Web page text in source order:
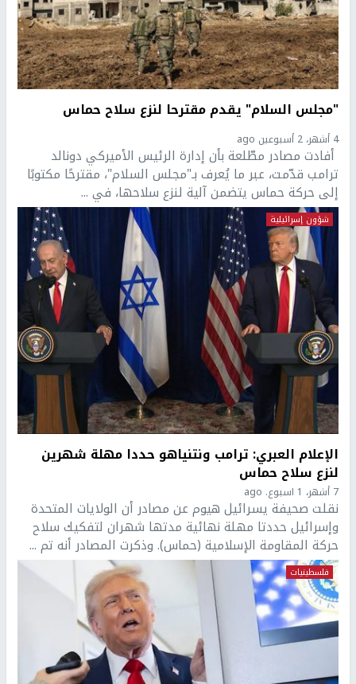
"مجلس السلام" يقدم مقترحا لنزع سلاح حماس
4 أشهر، 2 أسبوعين ago
أفادت مصادر مطّلعة بأن إدارة الرئيس الأميركي دونالد
ترامب قدّمت، عبر ما يُعرف بـ"مجلس السلام"، مقترحًا مكتوبًا
إلى حركة حماس يتضمن آلية لنزع سلاحها، في ...
شؤون إسرائيلية
الإعلام العبري: ترامب ونتنياهو حددا مهلة شهرين
لنزع سلاح حماس
7 أشهر، 1 اسبوع. ago
نقلت صحيفة يسرائيل هيوم عن مصادر أن الولايات المتحدة
وإسرائيل حددتا مهلة نهائية مدتها شهران لتفكيك سلاح
حركة المقاومة الإسلامية (حماس). وذكرت المصادر أنه تم ...
فلسطينيات